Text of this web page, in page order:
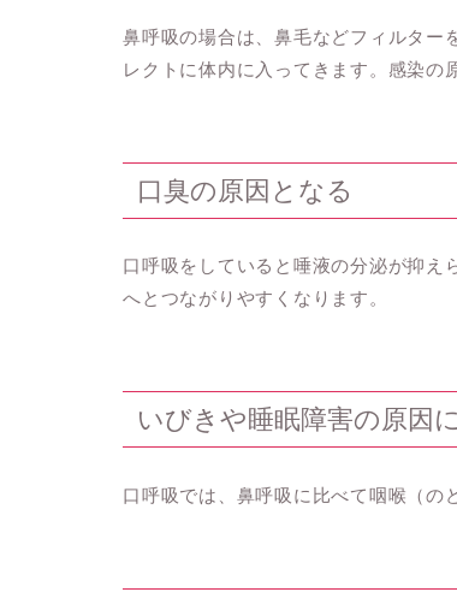
鼻呼吸の場合は、鼻毛などフィルター
レクトに体内に入ってきます。感染の
口臭の原因となる
口呼吸をしていると唾液の分泌が抑え
へとつながりやすくなります。
いびきや睡眠障害の原因
口呼吸では、鼻呼吸に比べて咽喉（の